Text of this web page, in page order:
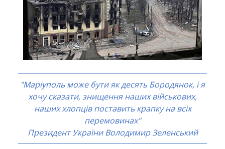
"Маріуполь може бути як десять Бородянок, і я
хочу сказати, знищення наших військових,
наших хлопців поставить крапку на всіх
перемовинах"
Президент України Володимир Зеленський